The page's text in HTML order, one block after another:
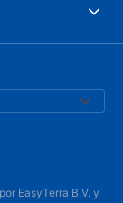
EasyTerra B.V. y